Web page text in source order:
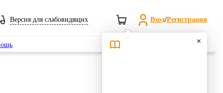
Версия для слабовидящих Вход/Регистрация
Поиск